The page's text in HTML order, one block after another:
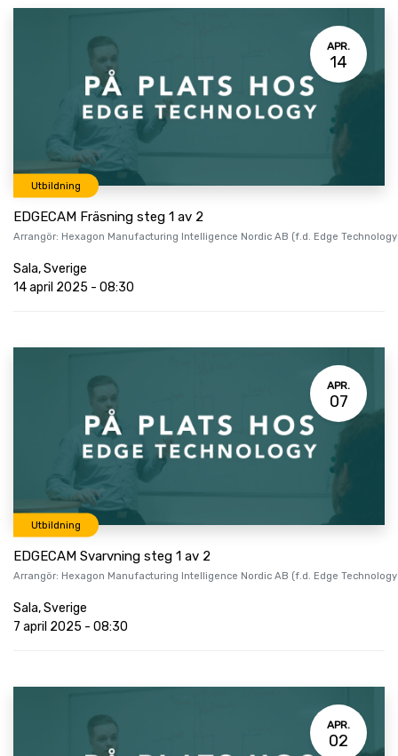
APR.
14
Utbildning
EDGECAM Fräsning steg 1 av 2
Arrangör: Hexagon Manufacturing Intelligence Nordic AB (f.d. Edge
Sala,Sverige
14 april 2025 - 08:30
APR.
07
Utbildning
EDGECAM Svarvning steg 1 av 2
Arrangör: Hexagon Manufacturing Intelligence Nordic AB (f.d. Edge
Sala,Sverige
7 april 2025 - 08:30
APR.
02